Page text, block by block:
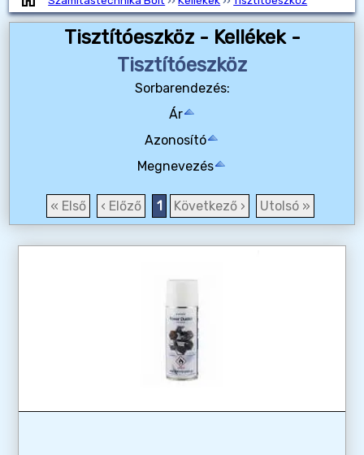
Tisztítóeszköz - Kellékek -
Tisztítóeszköz
Sorbarendezés:
Ár
Azonosító
Megnevezés
« Első ‹ Előző 1 Következő › Utolsó »